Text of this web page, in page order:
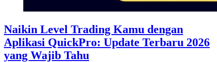
Naikin Level Trading Kamu dengan
Aplikasi QuickPro: Update Terbaru 2026
yang Wajib Tahu